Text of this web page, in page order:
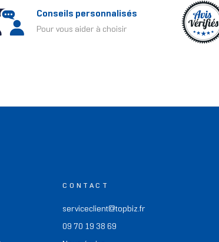
Conseils personnalisés
Pour vous aider à choisir
CONTACT
serviceclient@topbiz.fr
09 70 19 38 69